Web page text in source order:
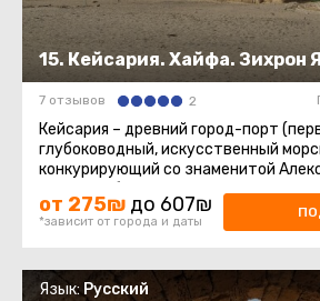
15. Кейсария. Хайфа. Зихрон
7 отзывов 2
Кейсария – древний город-порт
глубоководный, искусственный
конкурирующий со знаменитой
от 275₪ до 607₪
*зависит от города и даты
Язык: Русский